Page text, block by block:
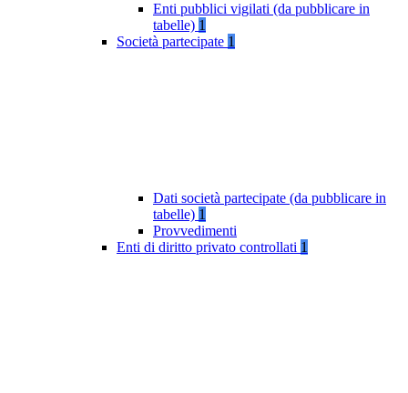
Enti pubblici vigilati (da pubblicare in
tabelle) 1
Società partecipate 1
Dati società partecipate (da pubblicare in
tabelle) 1
Provvedimenti
Enti di diritto privato controllati 1